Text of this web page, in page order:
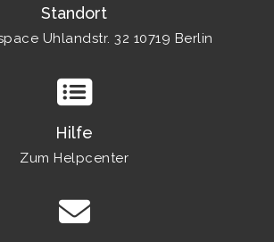
Standort
Uhlandstr. 32 10719 Berlin
Hilfe
Zum Helpcenter